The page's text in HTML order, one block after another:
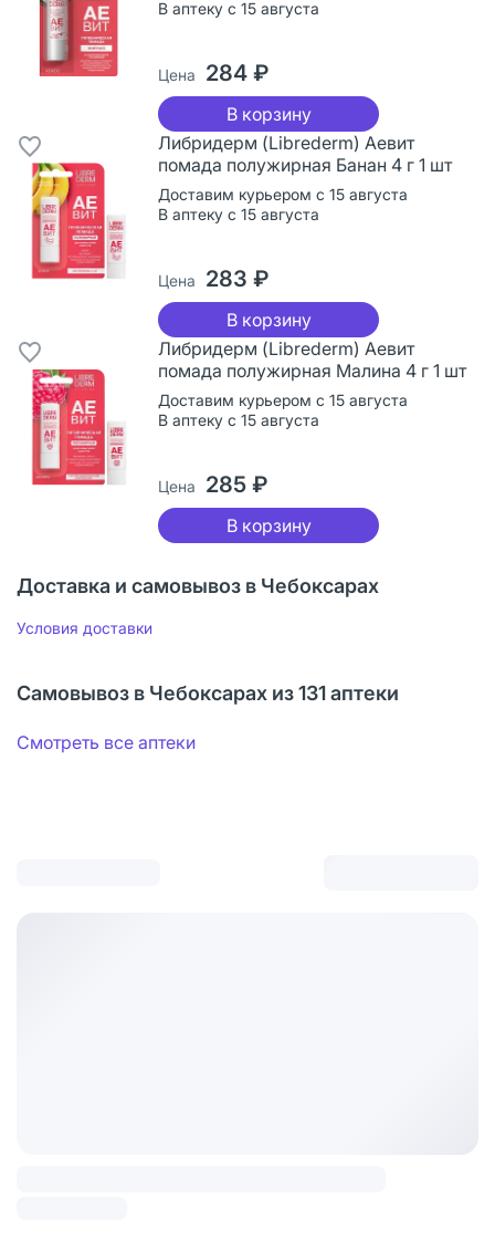
В аптеку с 15 августа
Цена 284 ₽
В корзину
Либридерм (Librederm) Аевит
помада полужирная Банан 4 г 1 шт
Доставим курьером с 15 августа
В аптеку с 15 августа
Цена 283 ₽
В корзину
Либридерм (Librederm) Аевит
помада полужирная Малина 4 г 1 шт
Доставим курьером с 15 августа
В аптеку с 15 августа
Цена 285 ₽
В корзину
Доставка и самовывоз в Чебоксарах
Условия доставки
Самовывоз в Чебоксарах из 131 аптеки
Смотреть все аптеки